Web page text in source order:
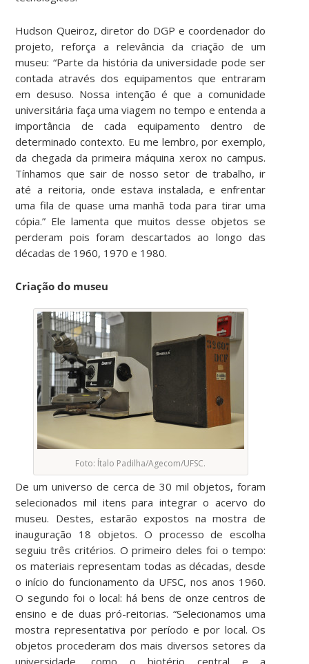
Hudson Queiroz, diretor do DGP e coordenador do
projeto, reforça a relevância da criação de um
museu: “Parte da história da universidade pode ser
contada através dos equipamentos que entraram
em desuso. Nossa intenção é que a comunidade
universitária faça uma viagem no tempo e entenda a
importância de cada equipamento dentro de
determinado contexto. Eu me lembro, por exemplo,
da chegada da primeira máquina xerox no campus.
Tínhamos que sair de nosso setor de trabalho, ir
até a reitoria, onde estava instalada, e enfrentar
uma fila de quase uma manhã toda para tirar uma
cópia.” Ele lamenta que muitos desse objetos se
perderam pois foram descartados ao longo das
décadas de 1960, 1970 e 1980.
Criação do museu
Foto: Ítalo Padilha/Agecom/UFSC.
De um universo de cerca de 30 mil objetos, foram
selecionados mil itens para integrar o acervo do
museu. Destes, estarão expostos na mostra de
inauguração 18 objetos. O processo de escolha
seguiu três critérios. O primeiro deles foi o tempo:
os materiais representam todas as décadas, desde
o início do funcionamento da UFSC, nos anos 1960.
O segundo foi o local: há bens de onze centros de
ensino e de duas pró-reitorias. “Selecionamos uma
mostra representativa por período e por local. Os
objetos procederam dos mais diversos setores da
universidade, como o biotério central e a